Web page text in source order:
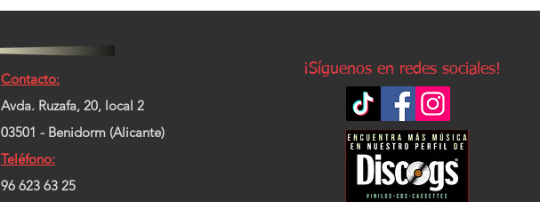
Contacto:
Avda. Ruzafa, 20, local 2
03501 - Benidorm (Alicante)
Teléfono:
96 623 63 25
¡Síguenos en redes sociales!